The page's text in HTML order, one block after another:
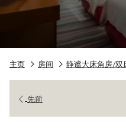
主页 房间 静谧大床角房/双
先前